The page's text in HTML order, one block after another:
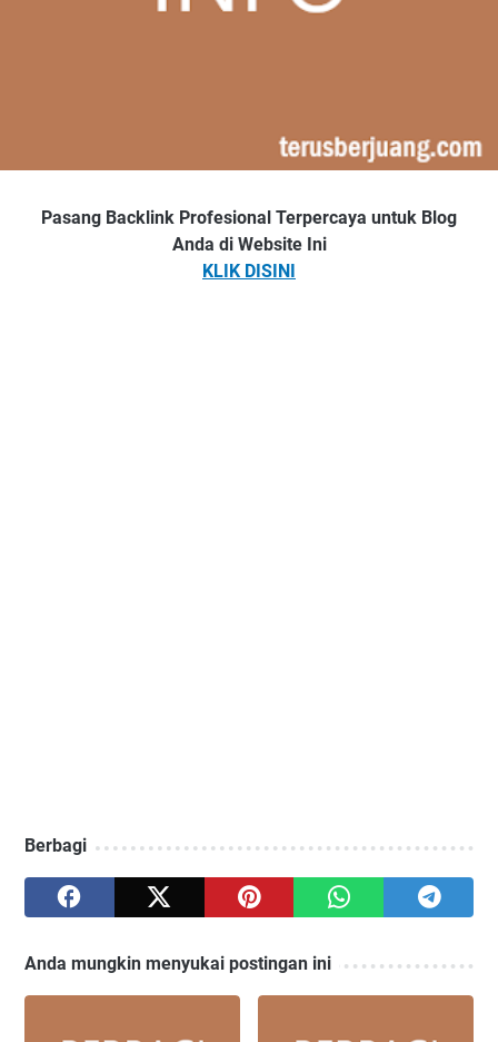
Pasang Backlink Profesional Terpercaya untuk Blog
Anda di Website Ini
KLIK DISINI
Berbagi
Anda mungkin menyukai postingan ini